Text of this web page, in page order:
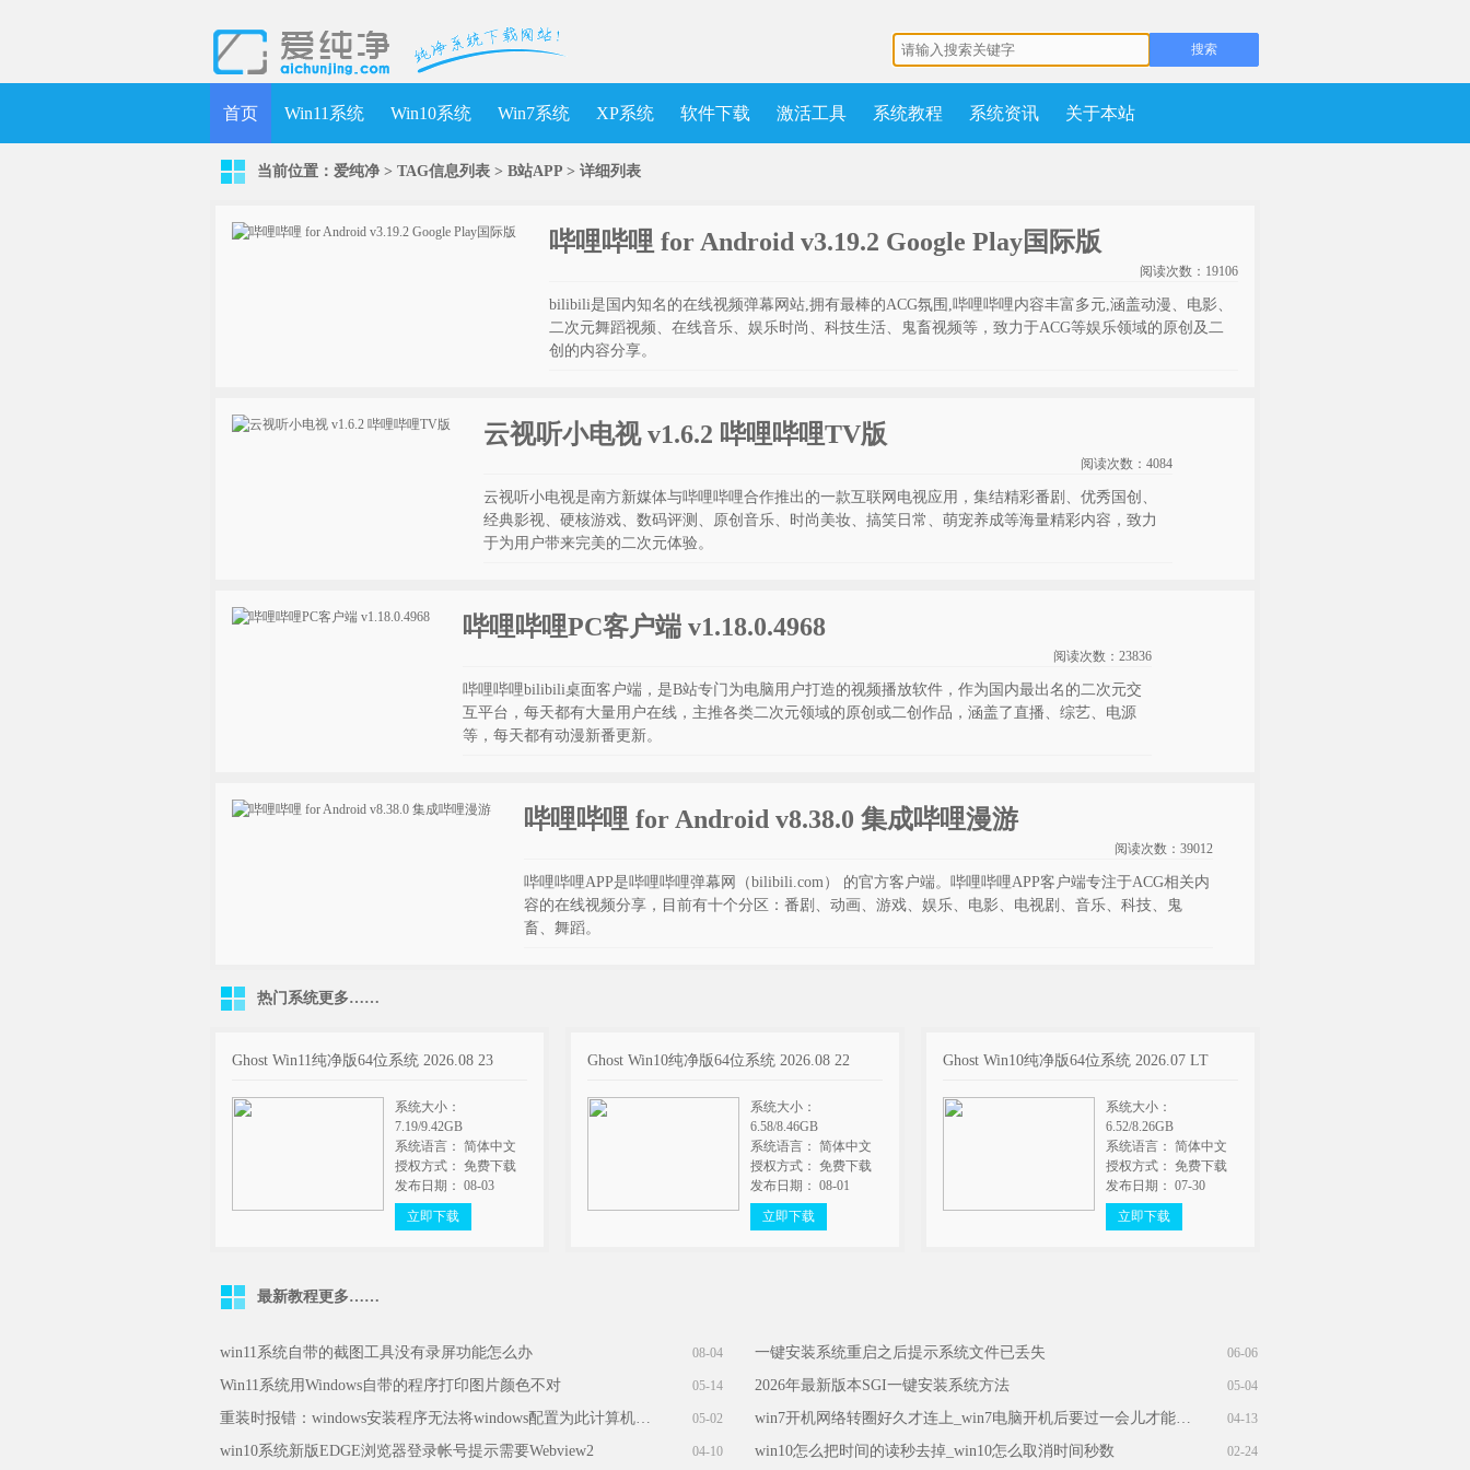
首页 Win11系统 Win10系统 Win7系统 XP系统 软件下载 激活工具 系统教程 系统资讯 关于本站
当前位置： 爱纯净 > TAG信息列表 > B站APP > 详细列表
哔哩哔哩 for Android v3.19.2 Google Play国际版
阅读次数： 19106
bilibili是国内知名的在线视频弹幕网站,拥有最棒的ACG氛围,哔哩哔哩内容丰富多元,涵盖动漫、电影、
二次元舞蹈视频、在线音乐、娱乐时尚、科技生活、鬼畜视频等，致力于ACG等娱乐领域的原创及二
创的内容分享。
云视听小电视 v1.6.2 哔哩哔哩TV版
阅读次数： 4084
云视听小电视是南方新媒体与哔哩哔哩合作推出的一款互联网电视应用，集结精彩番剧、优秀国创、
经典影视、硬核游戏、数码评测、原创音乐、时尚美妆、搞笑日常、萌宠养成等海量精彩内容，致力
于为用户带来完美的二次元体验。
哔哩哔哩PC客户端 v1.18.0.4968
阅读次数： 23836
哔哩哔哩bilibili桌面客户端，是B站专门为电脑用户打造的视频播放软件，作为国内最出名的二次元交
互平台，每天都有大量用户在线，主推各类二次元领域的原创或二创作品，涵盖了直播、综艺、电源
等，每天都有动漫新番更新。
哔哩哔哩 for Android v8.38.0 集成哔哩漫游
阅读次数： 39012
哔哩哔哩APP是哔哩哔哩弹幕网（bilibili.com） 的官方客户端。哔哩哔哩APP客户端专注于ACG相关内
容的在线视频分享，目前有十个分区：番剧、动画、游戏、娱乐、电影、电视剧、音乐、科技、鬼
畜、舞蹈。
热门系统更多……
Ghost Win11纯净版64位系统 2026.08 23
系统大小：
7.19/9.42GB
系统语言： 简体中文
授权方式： 免费下载
发布日期： 08-03
立即下载
Ghost Win10纯净版64位系统 2026.08 22
系统大小：
6.58/8.46GB
系统语言： 简体中文
授权方式： 免费下载
发布日期： 08-01
立即下载
Ghost Win10纯净版64位系统 2026.07 LT
系统大小：
6.52/8.26GB
系统语言： 简体中文
授权方式： 免费下载
发布日期： 07-30
立即下载
最新教程更多……
win11系统自带的截图工具没有录屏功能怎么办 08-04 一键安装系统重启之后提示系统文件已丢失 06-06
Win11系统用Windows自带的程序打印图片颜色不对 05-14 2026年最新版本SGI一键安装系统方法 05-04
重装时报错：windows安装程序无法将windows配置为此计算机的硬件运行怎么办 05-02 win7开机网络转圈好久才连上_win7电脑开机后要过一会儿才能连上网 04-13
win10系统新版EDGE浏览器登录帐号提示需要Webview2 04-10 win10怎么把时间的读秒去掉_win10怎么取消时间秒数 02-24